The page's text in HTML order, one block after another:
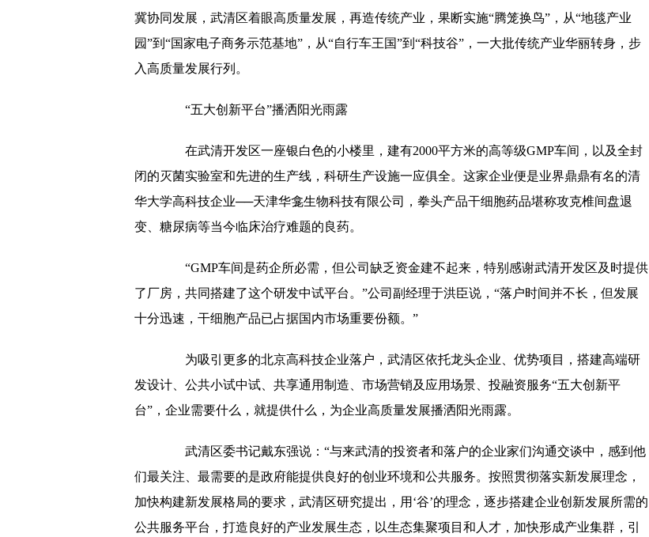
冀协同发展，武清区着眼高质量发展，再造传统产业，果断实施“腾笼换鸟”，从“地毯产业
园”到“国家电子商务示范基地”，从“自行车王国”到“科技谷”，一大批传统产业华丽转身，步
入高质量发展行列。
“五大创新平台”播洒阳光雨露
在武清开发区一座银白色的小楼里，建有2000平方米的高等级GMP车间，以及全封
闭的灭菌实验室和先进的生产线，科研生产设施一应俱全。这家企业便是业界鼎鼎有名的清
华大学高科技企业──天津华龛生物科技有限公司，拳头产品干细胞药品堪称攻克椎间盘退
变、糖尿病等当今临床治疗难题的良药。
“GMP车间是药企所必需，但公司缺乏资金建不起来，特别感谢武清开发区及时提供
了厂房，共同搭建了这个研发中试平台。”公司副经理于洪臣说，“落户时间并不长，但发展
十分迅速，干细胞产品已占据国内市场重要份额。”
为吸引更多的北京高科技企业落户，武清区依托龙头企业、优势项目，搭建高端研
发设计、公共小试中试、共享通用制造、市场营销及应用场景、投融资服务“五大创新平
台”，企业需要什么，就提供什么，为企业高质量发展播洒阳光雨露。
武清区委书记戴东强说：“与来武清的投资者和落户的企业家们沟通交谈中，感到他
们最关注、最需要的是政府能提供良好的创业环境和公共服务。按照贯彻落实新发展理念，
加快构建新发展格局的要求，武清区研究提出，用‘谷’的理念，逐步搭建企业创新发展所需的
公共服务平台，打造良好的产业发展生态，以生态集聚项目和人才，加快形成产业集群，引